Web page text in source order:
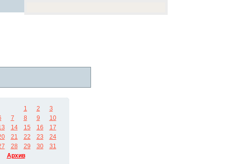
1 2
3
7 8 9
10
14 15 16
17
21 22 23
24
28 29 30
31
Архив